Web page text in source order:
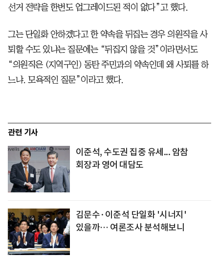
선거 전략을 한번도 업그레이드된 적이 없다”고 했다.
그는 단일화 안하겠다고 한 약속을 뒤집는 경우 의원직을 사
퇴할 수도 있냐는 질문에는 “뒤집지 않을 것”이라면서도
“의원직은 (지역구인) 동탄 주민과의 약속인데 왜 사퇴를 하
느냐. 모욕적인 질문”이라고 했다.
관련 기사
이준석, 수도권 집중 유세... 암참
회장과 영어 대담도
김문수·이준석 단일화 '시너지'
있을까… 여론조사 분석해보니